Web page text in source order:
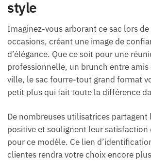
style
Imaginez-vous arborant ce sac lors de
occasions, créant une image de
d’élégance. Que ce soit pour une
professionnelle, un brunch entre amis
ville, le sac fourre-tout grand format
petit plus qui fait toute la différence
De nombreuses utilisatrices partagent
positive et soulignent leur satisfaction
pour ce modèle. Ce lien
clientes rendra votre choix encore